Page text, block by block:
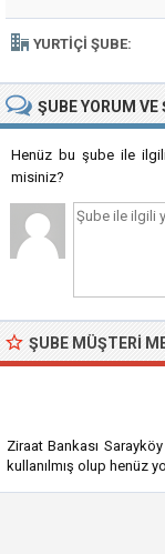
YURTIÇI ŞUBE:
ŞUBEYORUM VE
Henüz bu şube ile
misiniz?
ŞUBE MÜŞTERI
Ziraat Bankası
kullanılmış olup henüz